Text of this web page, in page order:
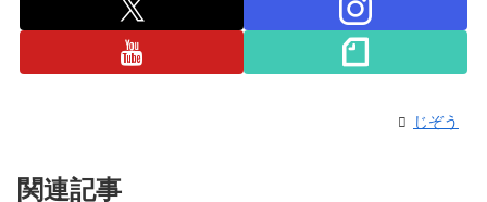
じぞう
関連記事